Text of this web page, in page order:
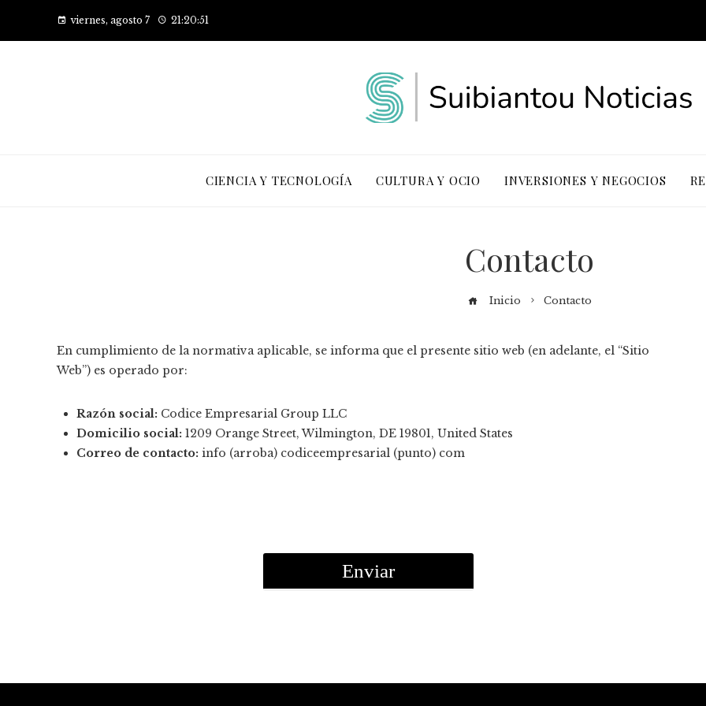
viernes, agosto 7 21:20:52
CIENCIA Y TECNOLOGÍA CULTURA Y OCIO INVERSIONES Y NEGOCIOS
Contacto
Inicio Contacto
En cumplimiento de la normativa aplicable, se informa que el presente sitio web (en adelante, el “Sitio
Web”) es operado por:
Razón social: Codice Empresarial Group LLC
Domicilio social: 1209 Orange Street, Wilmington, DE 19801, United States
Correo de contacto: info (arroba) codiceempresarial (punto) com